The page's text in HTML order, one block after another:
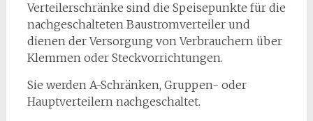
Verteilerschränke sind die Speisepunkte für die
nachgeschalteten Baustromverteiler und
dienen der Versorgung von Verbrauchern über
Klemmen oder Steckvorrichtungen.
Sie werden A-Schränken, Gruppen- oder
Hauptverteilern nachgeschaltet.